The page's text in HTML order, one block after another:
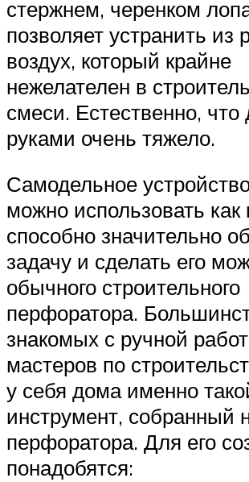
стержнем, черенком
позволяет устранить из
воздух, который крайне
нежелателен в
смеси. Естественно, что
руками очень тяжело.
Самодельное
можно использовать как
способно значительно
задачу и сделать его
обычного строительного
перфоратора.
знакомых с ручной
мастеров по
у себя дома именно
инструмент, собранный
перфоратора. Для его
понадобятся: